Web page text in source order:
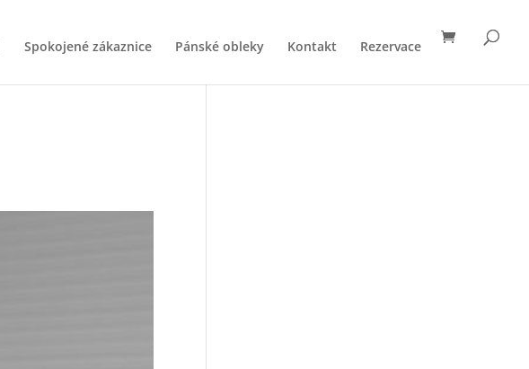
Spokojené zákaznice Pánské obleky Kontakt Rezervace